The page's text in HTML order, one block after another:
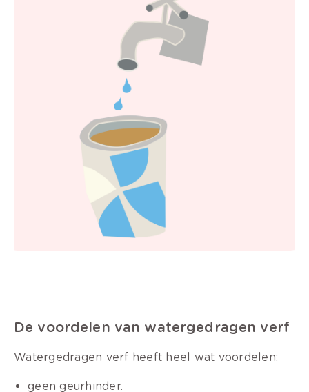
De voordelen van watergedragen verf
Watergedragen verf heeft heel wat voordelen:
geen geurhinder.